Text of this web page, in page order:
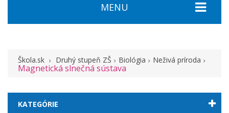
MENU
Škola.sk Druhý stupeň ZŠ Biológia Neživá príroda
Magnetická slnečná sústava
KATEGÓRIE